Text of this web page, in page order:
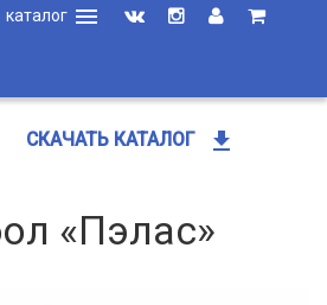
menu
СКАЧАТЬ КАТАЛОГ get_app
«Пэлас»